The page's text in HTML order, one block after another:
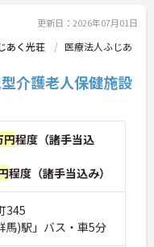
更新日：2026年07月01日
あく光荘
医療法人ふじあ
介護老人保健施設
円程度（諸手当込
程度（諸手当込み）
345
馬)駅」バス・車5分